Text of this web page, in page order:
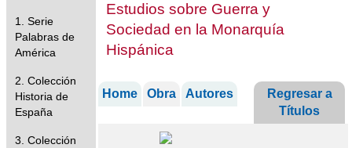
1. Serie
Palabras de
América
2. Colección
Historia de
España
3. Colección
Estudios sobre Guerra y
Sociedad en la Monarquía
Hispánica
Regresar a
Títulos
Home Obra Autores